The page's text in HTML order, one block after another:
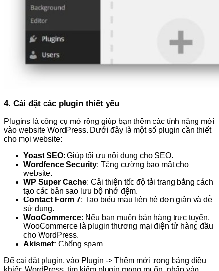
4. Cài đặt các plugin thiết yếu
Plugins là công cụ mở rộng giúp bạn thêm các tính năng mới
vào website WordPress. Dưới đây là một số plugin cần thiết
cho mọi website:
Yoast SEO: Giúp tối ưu nội dung cho SEO.
Wordfence Security: Tăng cường bảo mật cho
website.
WP Super Cache: Cải thiện tốc độ tải trang bằng cách
tạo các bản sao lưu bộ nhớ đệm.
Contact Form 7: Tạo biểu mẫu liên hệ đơn giản và dễ
sử dụng.
WooCommerce: Nếu bạn muốn bán hàng trực tuyến,
WooCommerce là plugin thương mại điện tử hàng đầu
cho WordPress.
Akismet: Chống spam
Để cài đặt plugin, vào Plugin -> Thêm mới trong bảng điều